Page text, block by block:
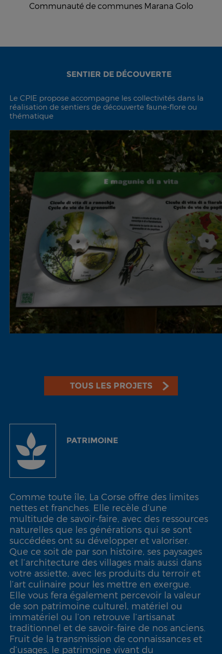
Communauté de communes Marana Golo
SENTIER DE DÉCOUVERTE
Le CPIE propose accompagne les collectivités dans la
réalisation de sentiers de découverte faune-flore ou
thématique
TOUS LES PROJETS
PATRIMOINE
Comme toute île, La Corse offre des limites
nettes et franches. Elle recèle d’une
multitude de savoir-faire, avec des ressources
naturelles que les générations qui se sont
succédées ont su développer et valoriser.
Que ce soit de par son histoire, ses paysages
et l’architecture des villages mais aussi dans
votre assiette, avec les produits du terroir et
l’art culinaire pour les mettre en exergue.
Elle vous fera également percevoir la valeur
de son patrimoine culturel, matériel ou
immatériel ou l’on retrouve l’artisanat
traditionnel et de savoir-faire de nos anciens.
Fruit de la transmission de connaissances et
d’usages, le patrimoine vivant du